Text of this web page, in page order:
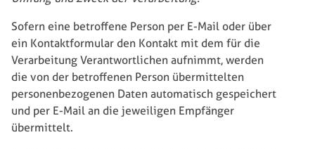
Sofern eine betroffene Person per E-Mail oder über
ein Kontaktformular den Kontakt mit dem für die
Verarbeitung Verantwortlichen aufnimmt, werden
die von der betroffenen Person übermittelten
personenbezogenen Daten automatisch gespeichert
und per E-Mail an die jeweiligen Empfänger
übermittelt.